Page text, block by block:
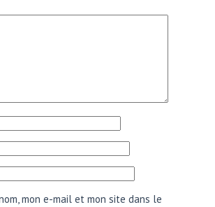
mon e-mail et mon site dans le